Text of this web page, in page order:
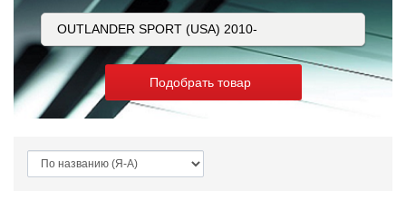
Подобрать товар